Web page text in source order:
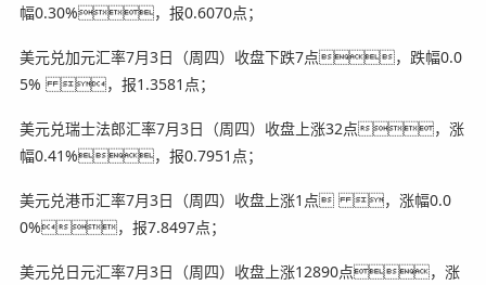
幅0.30%，报0.6070点；
美元兑加元汇率7月3日（周四）收盘下跌7点，跌幅0.0
5% ，报1.3581点；
美元兑瑞士法郎汇率7月3日（周四）收盘上涨32点，涨
幅0.41%，报0.7951点；
美元兑港币汇率7月3日（周四）收盘上涨1点 ，涨幅0.0
0%，报7.8497点；
美元兑日元汇率7月3日（周四）收盘上涨12890点，涨